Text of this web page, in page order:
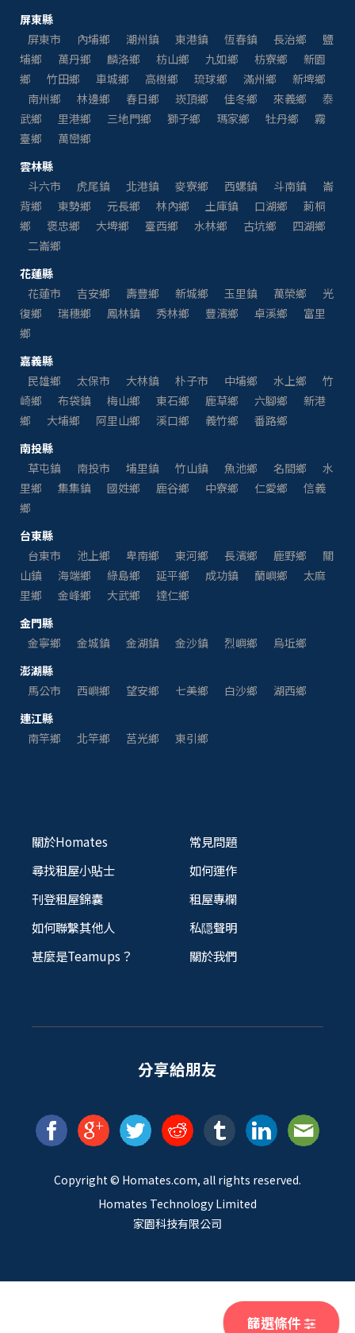
篩選條件
屏東縣
屏東市
內埔鄉 潮州鎮 東港鎮 恆春鎮 長治鄉
鹽
埔鄉
萬丹鄉 麟洛鄉 枋山鄉 九如鄉 枋寮鄉
新園
鄉
竹田鄉 車城鄉 高樹鄉 琉球鄉 滿州鄉
新埤鄉
南州鄉
林邊鄉 春日鄉 崁頂鄉 佳冬鄉 來義鄉
泰
武鄉
里港鄉 三地門鄉 獅子鄉 瑪家鄉 牡丹鄉
霧
臺鄉
萬巒鄉
雲林縣
斗六市
虎尾鎮 北港鎮 麥寮鄉 西螺鎮 斗南鎮
崙
背鄉
東勢鄉 元長鄉 林內鄉 土庫鎮 口湖鄉
莿桐
鄉
褒忠鄉 大埤鄉 臺西鄉 水林鄉 古坑鄉
四湖鄉
二崙鄉
花蓮縣
花蓮市
吉安鄉 壽豐鄉 新城鄉 玉里鎮 萬榮鄉
光
復鄉
瑞穗鄉 鳳林鎮 秀林鄉 豐濱鄉 卓溪鄉
富里
鄉
嘉義縣
民雄鄉
太保市 大林鎮 朴子市 中埔鄉 水上鄉
竹
崎鄉
布袋鎮 梅山鄉 東石鄉 鹿草鄉 六腳鄉
新港
鄉
大埔鄉 阿里山鄉 溪口鄉 義竹鄉
番路鄉
南投縣
草屯鎮
南投市 埔里鎮 竹山鎮 魚池鄉 名間鄉
水
里鄉
集集鎮 國姓鄉 鹿谷鄉 中寮鄉 仁愛鄉
信義
鄉
台東縣
台東市
池上鄉 卑南鄉 東河鄉 長濱鄉 鹿野鄉
關
山鎮
海端鄉 綠島鄉 延平鄉 成功鎮 蘭嶼鄉
太麻
里鄉
金峰鄉 大武鄉
達仁鄉
金門縣
金寧鄉
金城鎮 金湖鎮 金沙鎮 烈嶼鄉
烏坵鄉
澎湖縣
馬公市
西嶼鄉 望安鄉 七美鄉 白沙鄉
湖西鄉
連江縣
南竿鄉
北竿鄉 莒光鄉 東引鄉
關於Homates
尋找租屋小貼士
刊登租屋錦囊
如何聯繫其他人
甚麼是Teamups？
常見問題
如何運作
租屋專欄
私隠聲明
關於我們
分享給朋友
Copyright © Homates.com, all rights reserved.
Homates Technology Limited
家園科技有限公司